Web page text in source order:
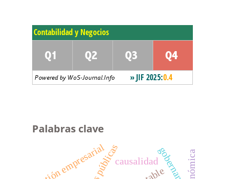
Palabras clave
gobernanza
gestión empresarial causalidad